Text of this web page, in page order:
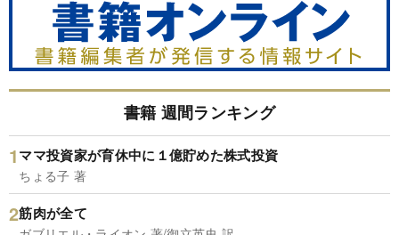
書籍 週間ランキング
ママ投資家が育休中に１億貯めた株式投資
ちょる子 著
筋肉が全て